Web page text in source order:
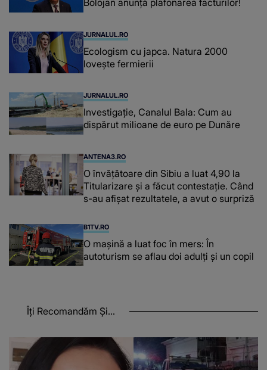
JURNALUL.RO
Ecologism cu japca. Natura 2000
lovește fermierii
JURNALUL.RO
Investigație, Canalul Bala: Cum au
dispărut milioane de euro pe Dunăre
ANTENA3.RO
O învățătoare din Sibiu a luat 4,90 la
Titularizare și a făcut contestație. Când
s-au afișat rezultatele, a avut o surpriză
B1TV.RO
O maşină a luat foc în mers: În
autoturism se aflau doi adulți și un copil
Îți Recomandăm Și...